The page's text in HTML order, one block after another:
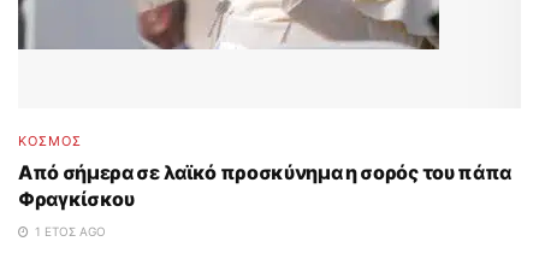
ΚΟΣΜΟΣ
Από σήμερα σε λαϊκό προσκύνημα η σορός του πάπα
Φραγκίσκου
1 ΈΤΟΣ AGO